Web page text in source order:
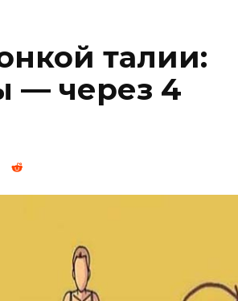
талии:
— через 4